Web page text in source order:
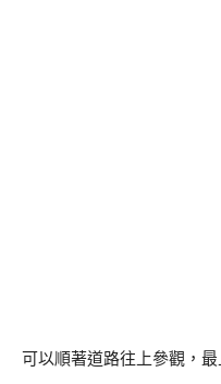
可以順著道路往上參觀，